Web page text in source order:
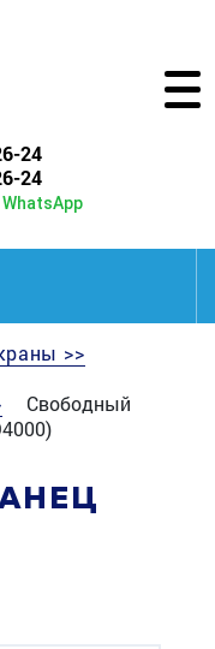
24
24
WhatsApp
>>
Свободный